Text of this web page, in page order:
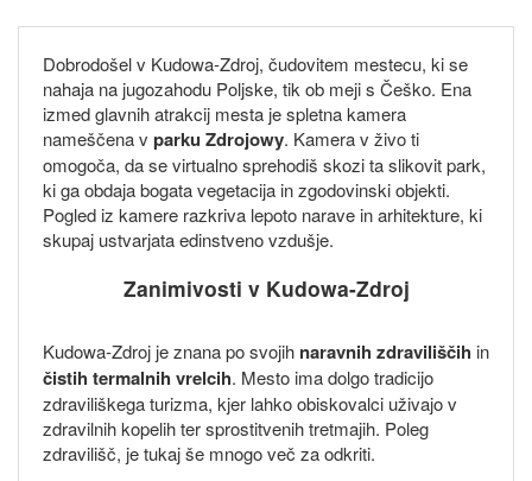
Dobrodošel v Kudowa-Zdroj, čudovitem mestecu, ki se
nahaja na jugozahodu Poljske, tik ob meji s Češko. Ena
izmed glavnih atrakcij mesta je spletna kamera
nameščena v parku Zdrojowy. Kamera v živo ti
omogoča, da se virtualno sprehodiš skozi ta slikovit park,
ki ga obdaja bogata vegetacija in zgodovinski objekti.
Pogled iz kamere razkriva lepoto narave in arhitekture, ki
skupaj ustvarjata edinstveno vzdušje.
Zanimivosti v Kudowa-Zdroj
Kudowa-Zdroj je znana po svojih naravnih zdraviliščih in
čistih termalnih vrelcih. Mesto ima dolgo tradicijo
zdraviliškega turizma, kjer lahko obiskovalci uživajo v
zdravilnih kopelih ter sprostitvenih tretmajih. Poleg
zdravilišč, je tukaj še mnogo več za odkriti.